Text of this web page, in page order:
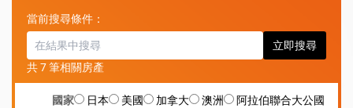
當前搜尋條件：
立即搜尋
共 7 筆相關房產
國家 日本 美國 加拿大 澳洲
阿拉伯聯合大公國